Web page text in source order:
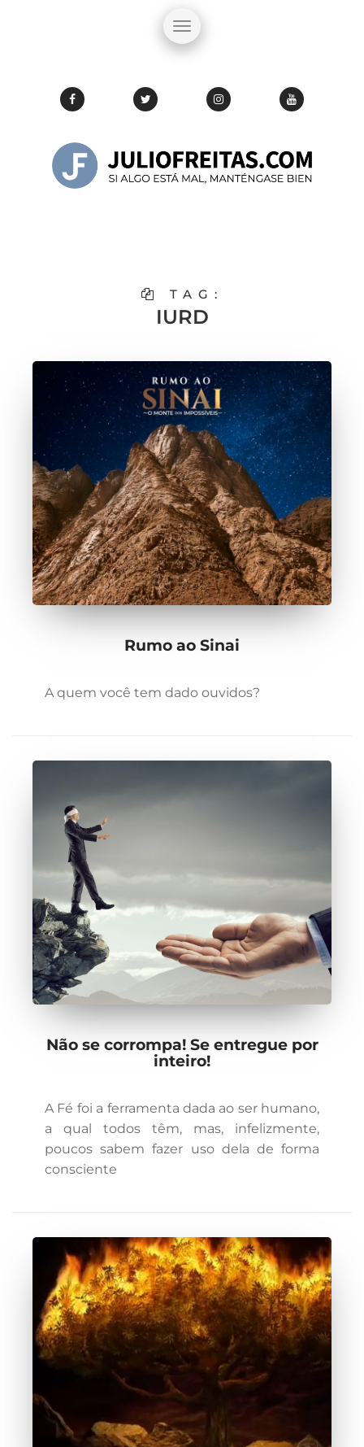
TAG:
IURD
Rumo ao Sinai
A quem você tem dado ouvidos?
Não se corrompa! Se entregue por
inteiro!
A Fé foi a ferramenta dada ao ser humano,
a qual todos têm, mas, infelizmente,
poucos sabem fazer uso dela de forma
consciente